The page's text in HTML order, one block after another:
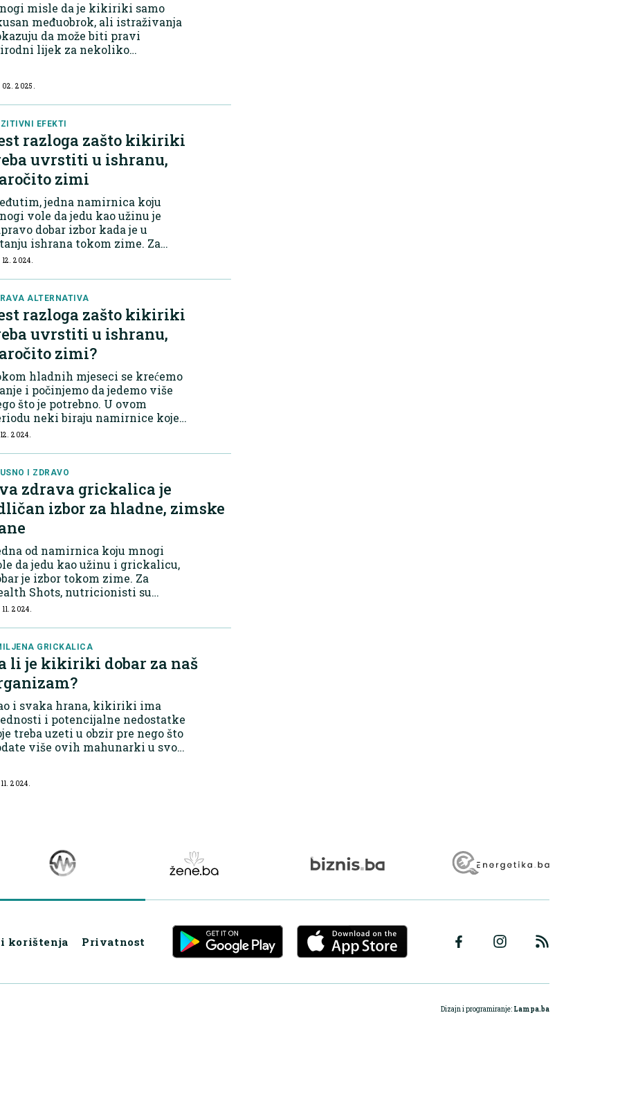
misle da je kikiriki samo
međuobrok, ali istraživanja
da može biti pravi
lijek za nekoliko
i važnih nutrijenata poput
E...
02. 2025.
EFEKTI
razloga zašto kikiriki
uvrstiti u ishranu,
zimi
jedna namirnica koju
vole da jedu kao užinu je
dobar izbor kada je u
ishrana tokom zime. Za
Shots", nutricionisti su kao
2024.
ALTERNATIVA
razloga zašto kikiriki
uvrstiti u ishranu,
zimi?
hladnih mjeseci se krećemo
i počinjemo da jedemo više
što je potrebno. U ovom
neki biraju namirnice koje
nisu dobre za organizam jer
v...
2024.
I ZDRAVO
zdrava grickalica je
izbor za hladne, zimske
od namirnica koju mnogi
da jedu kao užinu i grickalicu,
je izbor tokom zime. Za
Shots, nutricionisti su
kikiriki kao namirnicu
Kikir...
2024.
GRICKALICA
li je kikiriki dobar za naš
i svaka hrana, kikiriki ima
i potencijalne nedostatke
treba uzeti u obzir pre nego što
više ovih mahunarki u svoju
biljnih proteinaU svakih 10...
2024.
korištenja Privatnost
Dizajn i programiranje: Lampa.ba